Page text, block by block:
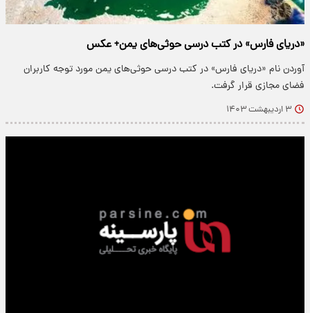
«دریای فارس» در کتب درسی حوثی‌های یمن+ عکس
آوردن نام «دریای فارس» در کتب درسی حوثی‌های یمن مورد توجه کاربران
فضای مجازی قرار گرفت.
۳ اردیبهشت ۱۴۰۳